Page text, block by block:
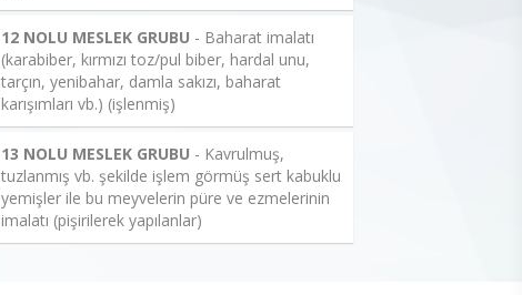
12 NOLU MESLEK GRUBU - Baharat imalatı
(karabiber, kırmızı toz/pul biber, hardal unu,
tarçın, yenibahar, damla sakızı, baharat
karışımları vb.) (işlenmiş)
13 NOLU MESLEK GRUBU - Kavrulmuş,
tuzlanmış vb. şekilde işlem görmüş sert kabuklu
yemişler ile bu meyvelerin püre ve ezmelerinin
imalatı (pişirilerek yapılanlar)